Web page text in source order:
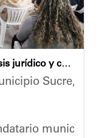
el estado
Héctor
articulado
Café con Leyes fortalece el análisis jurídico y constitucional en el municipio Sucre
Sucre,